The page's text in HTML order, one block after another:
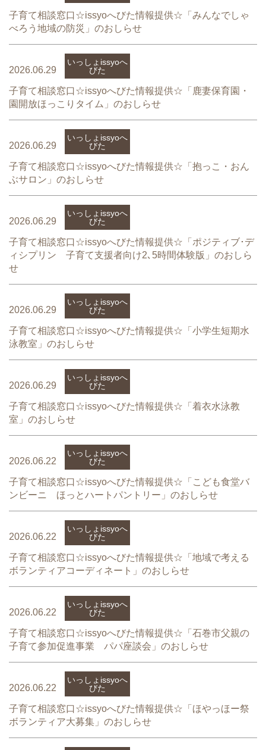
子育て相談窓口☆issyoへびた情報提供☆「みんなでしゃ
べろう地域の防災」のおしらせ
2026.06.29
いっしょissyoへ
びた
子育て相談窓口☆issyoへびた情報提供☆「鹿妻保育園・
園開放ほっこりタイム」のおしらせ
2026.06.29
いっしょissyoへ
びた
子育て相談窓口☆issyoへびた情報提供☆「抱っこ・おん
ぶサロン」のおしらせ
2026.06.29
いっしょissyoへ
びた
子育て相談窓口☆issyoへびた情報提供☆「ポジティブ･デ
ィシプリン 子育て支援者向け2､5時間体験版」のおしら
せ
2026.06.29
いっしょissyoへ
びた
子育て相談窓口☆issyoへびた情報提供☆「小学生短期水
泳教室」のおしらせ
2026.06.29
いっしょissyoへ
びた
子育て相談窓口☆issyoへびた情報提供☆「着衣水泳教
室」のおしらせ
2026.06.22
いっしょissyoへ
びた
子育て相談窓口☆issyoへびた情報提供☆「こども食堂バ
ンビーニ ほっとハートパントリー」のおしらせ
2026.06.22
いっしょissyoへ
びた
子育て相談窓口☆issyoへびた情報提供☆「地域で考える
ボランティアコーディネート」のおしらせ
2026.06.22
いっしょissyoへ
びた
子育て相談窓口☆issyoへびた情報提供☆「石巻市父親の
子育て参加促進事業 パパ座談会」のおしらせ
2026.06.22
いっしょissyoへ
びた
子育て相談窓口☆issyoへびた情報提供☆「ほやっほー祭
ボランティア大募集」のおしらせ